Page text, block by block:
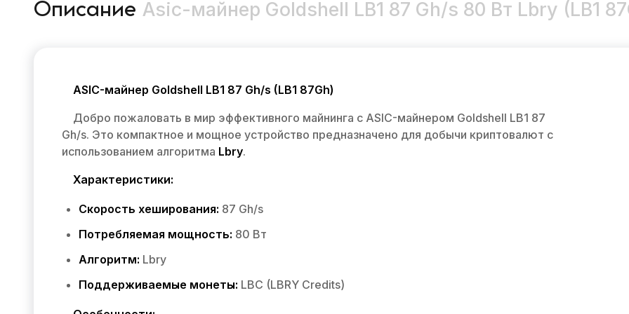
Описание Asic-майнер Goldshell LB1 87 Gh/s 80 Вт Lbry (LB1
ASIC-майнер Goldshell LB1 87 Gh/s (LB1 87Gh)
Добро пожаловать в мир эффективного майнинга с ASIC-майнером Goldshell LB1 87
Gh/s. Это компактное и мощное устройство предназначено для добычи криптовалют с
использованием алгоритма Lbry.
Характеристики:
Скорость хеширования: 87 Gh/s
Потребляемая мощность: 80 Вт
Алгоритм: Lbry
Поддерживаемые монеты: LBC (LBRY Credits)